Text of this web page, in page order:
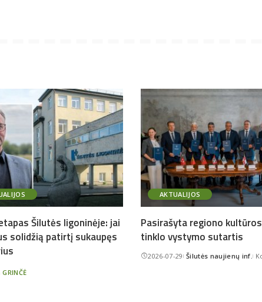
Šilutės ligoninėje: jai
solidžią patirtį sukaupęs
AKTUALIJOS
Pasirašyta regiono
tinklo vystymo sutartis
2026-07-29Posted
Šilutės naujienų inf.